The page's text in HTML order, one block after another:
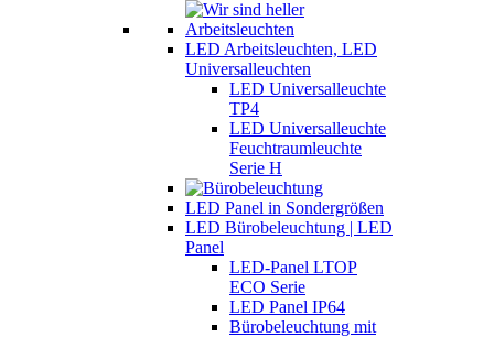
LED Arbeitsleuchten, LED
Universalleuchten
LED Universalleuchte
TP4
LED Universalleuchte
Feuchtraumleuchte
Serie H
LED Panel in Sondergrößen
LED Bürobeleuchtung | LED
Panel
LED-Panel LTOP
ECO Serie
LED Panel IP64
Bürobeleuchtung mit